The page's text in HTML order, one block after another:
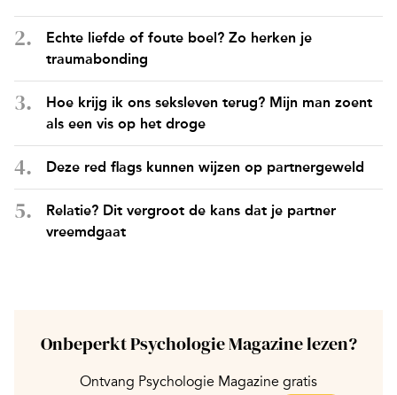
Echte liefde of foute boel? Zo herken je
traumabonding
Hoe krijg ik ons seksleven terug? Mijn man zoent
als een vis op het droge
Deze red flags kunnen wijzen op partnergeweld
Relatie? Dit vergroot de kans dat je partner
vreemdgaat
Onbeperkt Psychologie Magazine lezen?
Ontvang Psychologie Magazine gratis